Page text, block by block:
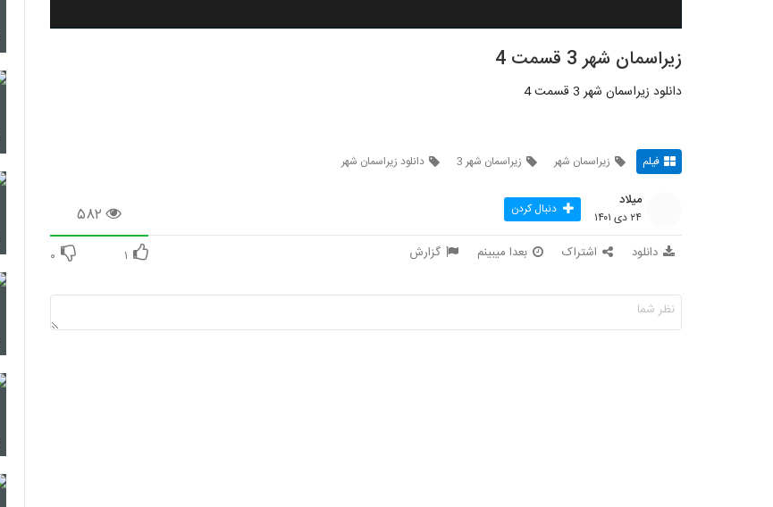
زیراسمان شهر 3 قسمت 4
دانلود زیراسمان شهر 3 قسمت 4
فیلم زیراسمان شهر زیراسمان شهر 3 دانلود زیراسمان شهر
۵۸۲
میلاد
۲۴ دی ۱۴۰۱ دنبال کردن
دانلود اشتراک بعدا میبینم گزارش ۱ ۰